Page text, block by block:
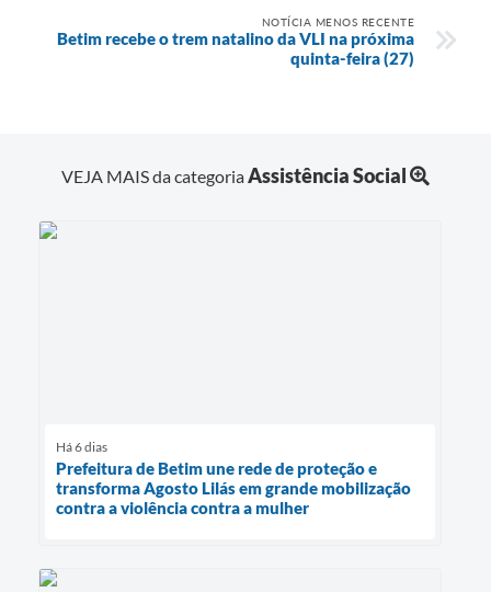
NOTÍCIA MENOS RECENTE
Betim recebe o trem natalino da VLI na próxima
quinta-feira (27)
VEJA MAIS da categoriaAssistência Social
Há 6 dias
Prefeitura de Betim une rede de proteção e
transforma Agosto Lilás em grande mobilização
contra a violência contra a mulher